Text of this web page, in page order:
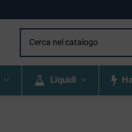
Liquidi